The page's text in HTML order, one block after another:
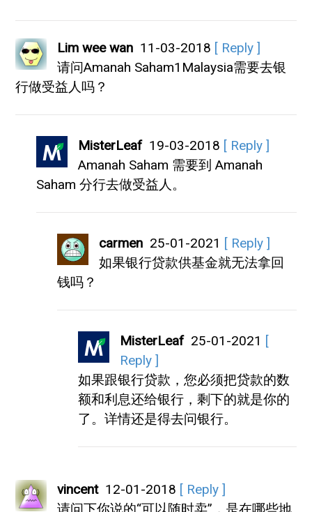
Lim wee wan 11-03-2018
[ Reply ]
请问Amanah Saham1Malaysia需要去银
行做受益人吗？
MisterLeaf 19-03-2018
[ Reply ]
Amanah Saham 需要到 Amanah
Saham 分行去做受益人。
carmen 25-01-2021
[ Reply ]
如果银行贷款供基金就无法拿回
钱吗？
MisterLeaf 25-01-2021 [
Reply ]
如果跟银行贷款，您必须把贷款的数
额和利息还给银行，剩下的就是你的
了。详情还是得去问银行。
vincent 12-01-2018
[ Reply ]
请问下你说的“可以随时卖”，是在哪些地